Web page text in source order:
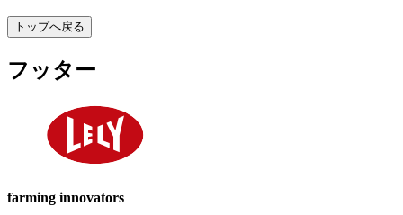
トップへ戻る
フッター
farming innovators